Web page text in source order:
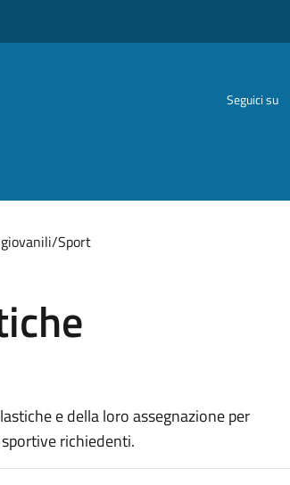
Seguici su
Sport
e della loro assegnazione per
richiedenti.